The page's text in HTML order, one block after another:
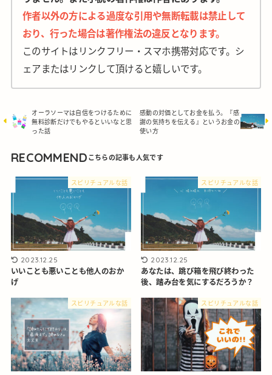
作者以外の方による過度な引用や無断転載は禁止して
おり、行った場合は著作権法の違反となります。
このサイトはリンクフリー・スマホ携帯対応です。シ
ェアまたはリンクして頂けると嬉しいです。
オーラソーマは自信をつけるために
無料診断だけでもやるといいなと思
った話
感動の対価としてお金を払う。『感
謝の気持ちを伝える』というお金の
使い方
RECOMMEND
スピリチュアルな話
2023.12.25
いいことも悪いことも他人のおか
げ
スピリチュアルな話
2023.12.25
あなたは、跳び箱を飛び終わった
後、踏み台を気にするだろうか？
スピリチュアルな話 スピリチュアルな話